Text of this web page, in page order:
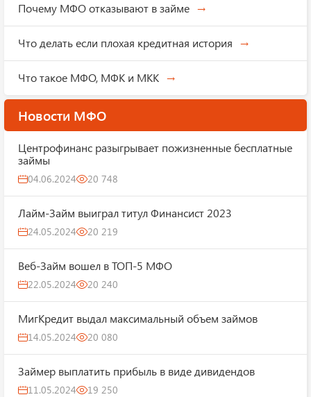
Почему МФО отказывают в займе
Что делать если плохая кредитная история
Что такое МФО, МФК и МКК
Новости МФО
Центрофинанс разыгрывает пожизненные бесплатные
займы
04.06.2024 20 748
Лайм-Займ выиграл титул Финансист 2023
24.05.2024 20 219
Веб-Займ вошел в ТОП-5 МФО
22.05.2024 20 240
МигКредит выдал максимальный объем займов
14.05.2024 20 080
Займер выплатить прибыль в виде дивидендов
11.05.2024 19 250